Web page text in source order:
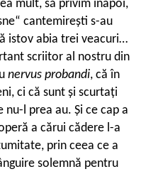
mult, să privim înapoi,
cantemirești s-au
istov abia trei veacuri…
scriitor al nostru din
nervus probandi, că în
ci că sunt și scurtați
l prea au. Și ce cap a
a cărui cădere l-a
prin ceea ce a
solemnă pentru